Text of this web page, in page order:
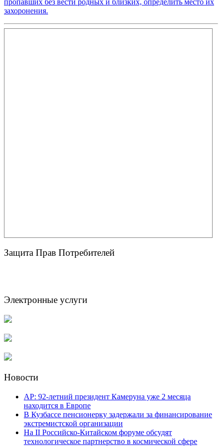
Защита Прав Потребителей
Электронные услуги
Новости
AP: 92-летний президент Камеруна уже 2 месяца
находится в Европе
В Кузбассе пенсионерку задержали за финансирование
экстремистской организации
На II Российско-Китайском форуме обсудят
технологическое партнерство в космической сфере